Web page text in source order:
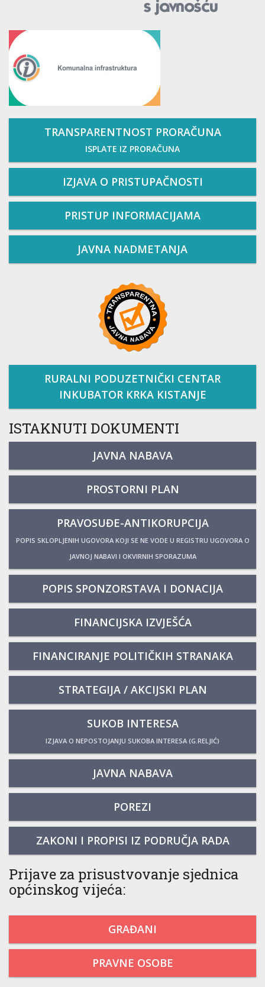
TRANSPARENTNOST PRORAČUNA
ISPLATE IZ PRORAČUNA
IZJAVA O PRISTUPAČNOSTI
PRISTUP INFORMACIJAMA
JAVNA NADMETANJA
RURALNI PODUZETNIČKI CENTAR
INKUBATOR KRKA KISTANJE
ISTAKNUTI DOKUMENTI
JAVNA NABAVA
PROSTORNI PLAN
PRAVOSUĐE-ANTIKORUPCIJA
POPIS SKLOPLJENIH UGOVORA KOJI SE NE VODE U REGISTRU UGOVORA O
JAVNOJ NABAVI I OKVIRNIH SPORAZUMA
POPIS SPONZORSTAVA I DONACIJA
FINANCIJSKA IZVJEŠĆA
FINANCIRANJE POLITIČKIH STRANAKA
STRATEGIJA / AKCIJSKI PLAN
SUKOB INTERESA
IZJAVA O NEPOSTOJANJU SUKOBA INTERESA (G.RELJIĆ)
JAVNA NABAVA
POREZI
ZAKONI I PROPISI IZ PODRUČJA RADA
Prijave za prisustvovanje sjednica
općinskog vijeća:
GRAĐANI
PRAVNE OSOBE